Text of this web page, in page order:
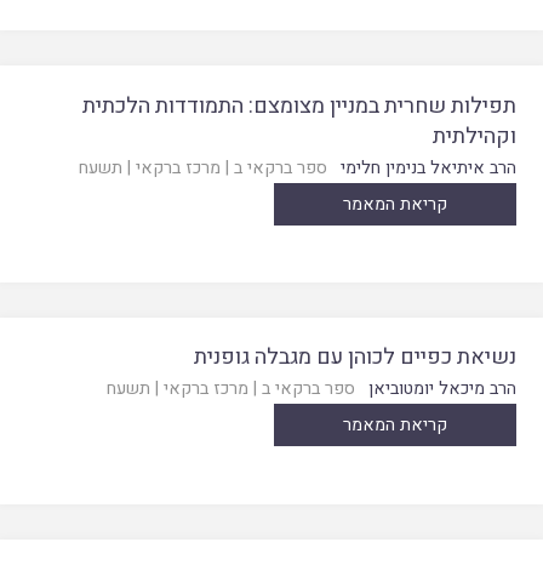
תפילות שחרית במניין מצומצם: התמודדות הלכתית
וקהילתית
הרב איתיאל בנימין חלימי ספר ברקאי ב | מרכז ברקאי | תשעח
קריאת המאמר
נשיאת כפיים לכוהן עם מגבלה גופנית
הרב מיכאל יומטוביאן ספר ברקאי ב | מרכז ברקאי | תשעח
קריאת המאמר